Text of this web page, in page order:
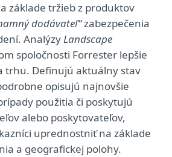
základe tržieb z produktov
dodávateľ“zabezpečenia
AnalýzyLandscape
spoločnosti Forrester lepšie
trhu. Definujú aktuálny stav
opisujú najnovšie
použitia či poskytujú
alebo poskytovateľov,
uprednostniť na základe
a geografickej polohy.